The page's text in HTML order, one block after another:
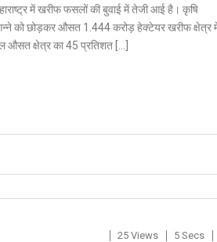
में खरीफ फसलों की बुवाई में तेजी आई है। कृषि
को छोड़कर औसत 1.444 करोड़ हेक्टेयर खरीफ क्षेत्र
औसत क्षेत्र का 45 प्रतिशत […]
25 Views 5 Secs